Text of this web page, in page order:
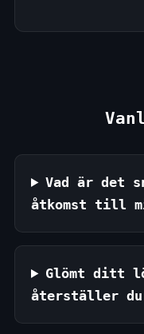
Vad är det
åtkomst till
Glömt ditt
återställer du